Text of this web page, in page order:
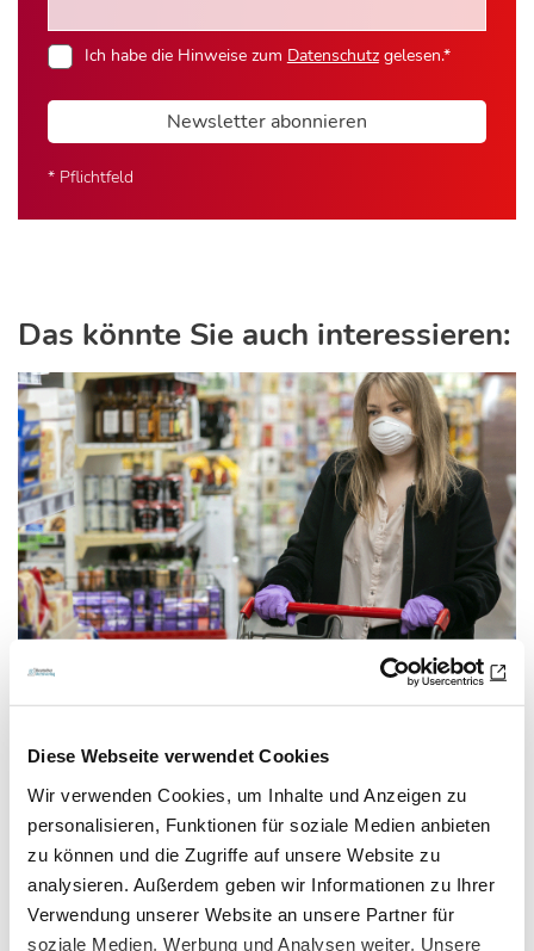
Diese Webseite verwendet Cookies
Wir verwenden Cookies, um Inhalte und Anzeigen zu
personalisieren, Funktionen für soziale Medien anbieten
zu können und die Zugriffe auf unsere Website zu
analysieren. Außerdem geben wir Informationen zu Ihrer
Verwendung unserer Website an unsere Partner für
soziale Medien, Werbung und Analysen weiter. Unsere
Ich habe die Hinweise zum Datenschutzgelesen.*
Newsletter abonnieren
* Pflichtfeld
Das könnte Sie auch interessieren:
Schutzmaske ist das wichtigste
Utensil
Reiseapotheke in Coronazeiten
Beim Kofferpacken sollte in diesem Jahr eins auf keinen
Fall vergessen werden: die Schutzmaske. Denn…